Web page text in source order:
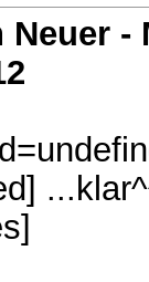
Neuer -